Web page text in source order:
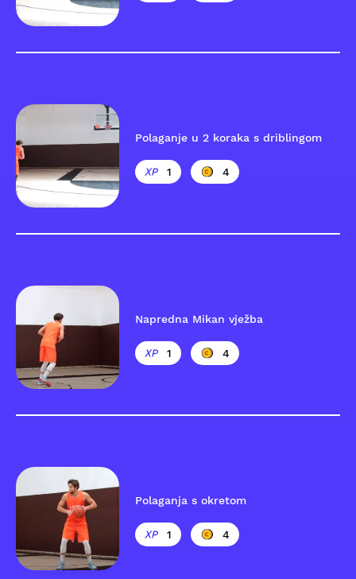
Polaganje u 2 koraka s driblingom
1 4
Napredna Mikan vježba
1 4
Polaganja s okretom
1 4